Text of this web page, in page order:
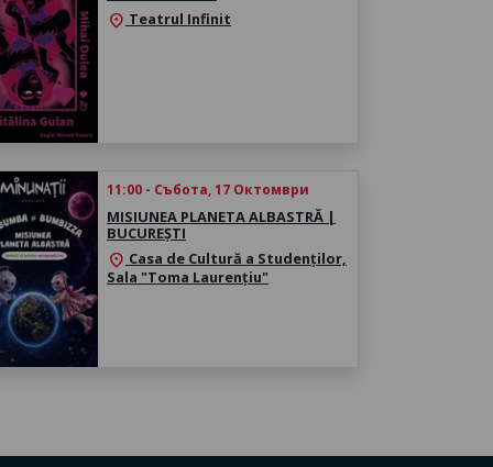
location_on Teatrul Infinit
11:00 - Събота, 17 Октомври
MISIUNEA PLANETA ALBASTRĂ |
BUCUREȘTI
location_on Casa de Cultură a Studenților,
Sala "Toma Laurențiu"